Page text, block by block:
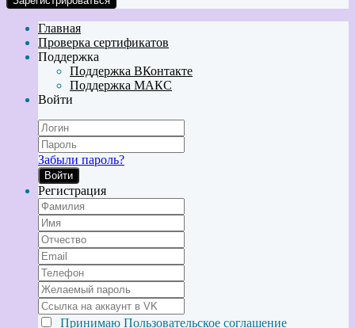
Главная
Проверка сертификатов
Поддержка
Поддержка ВКонтакте
Поддержка МАКС
Войти
Забыли пароль?
Войти
Регистрация
Принимаю Пользовательское соглашение